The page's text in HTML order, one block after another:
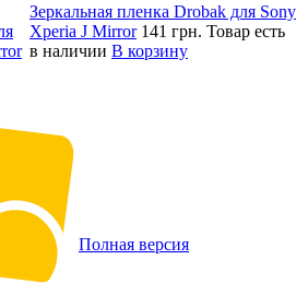
Зеркальная пленка Drobak для Sony
Xperia J Mirror 141 грн. Товар есть
в наличии В корзину
Полная версия